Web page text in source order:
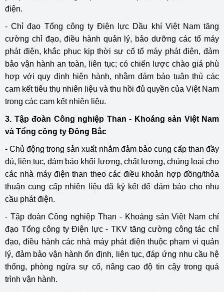
điện.
- Chỉ đạo Tổng công ty Điện lực Dầu khí Việt Nam tăng
cường chỉ đạo, điều hành quản lý, bảo dưỡng các tổ máy
phát điện, khắc phục kịp thời sự cố tổ máy phát điện, đảm
bảo vận hành an toàn, liên tục; có chiến lược chào giá phù
hợp với quy định hiện hành, nhằm đảm bảo tuân thủ các
cam kết tiêu thụ nhiên liệu và thu hồi đủ quyền của Việt Nam
trong các cam kết nhiên liệu.
3. Tập đoàn Công nghiệp Than - Khoáng sản Việt Nam
và Tổng công ty Đông Bắc
- Chủ động trong sản xuất nhằm đảm bảo cung cấp than đầy
đủ, liên tục, đảm bảo khối lượng, chất lượng, chủng loại cho
các nhà máy điện than theo các điều khoản hợp đồng/thỏa
thuận cung cấp nhiên liệu đã ký kết để đảm bảo cho nhu
cầu phát điện.
- Tập đoàn Công nghiệp Than - Khoáng sản Việt Nam chỉ
đạo Tổng công ty Điện lực - TKV tăng cường công tác chỉ
đạo, điều hành các nhà máy phát điện thuộc phạm vi quản
lý, đảm bảo vận hành ổn định, liên tục, đáp ứng nhu cầu hệ
thống, phòng ngừa sự cố, nâng cao độ tin cậy trong quá
trình vận hành.